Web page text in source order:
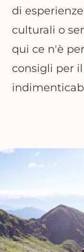
di
culturali o
qui ce n'è
consigli per